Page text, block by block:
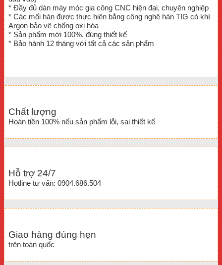
* Đầy đủ dàn máy móc gia công CNC hiện đại, chuyên nghiệp
* Các mối hàn được thực hiện bằng công nghệ hàn TIG có khí
Argon bảo vệ chống oxi hóa
* Sản phẩm mới 100%, đúng thiết kế
* Bảo hành 12 tháng với tất cả các sản phẩm
Chất lượng
Hoàn tiền 100% nếu sản phẩm lỗi, sai thiết kế
Hỗ trợ 24/7
Hotline tư vấn: 0904.686.504
Giao hàng đúng hẹn
trên toàn quốc